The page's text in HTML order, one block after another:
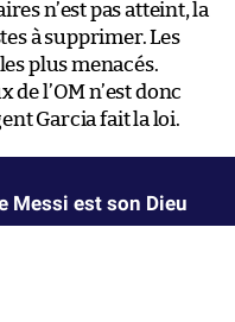
n’est pas atteint, la
à supprimer. Les
plus menacés.
de l’OM n’est donc
Garcia fait la loi.
Messi est son Dieu